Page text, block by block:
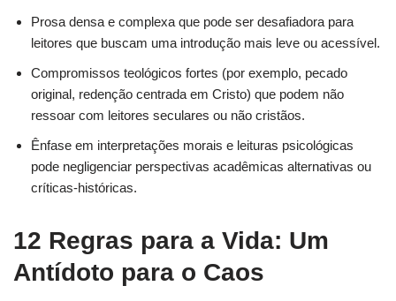
Prosa densa e complexa que pode ser desafiadora para
leitores que buscam uma introdução mais leve ou acessível.
Compromissos teológicos fortes (por exemplo, pecado
original, redenção centrada em Cristo) que podem não
ressoar com leitores seculares ou não cristãos.
Ênfase em interpretações morais e leituras psicológicas
pode negligenciar perspectivas acadêmicas alternativas ou
críticas-históricas.
12 Regras para a Vida: Um
Antídoto para o Caos